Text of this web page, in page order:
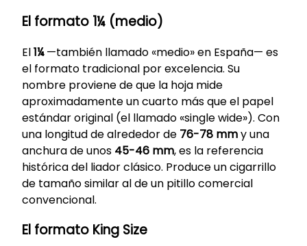
El formato 1¼ (medio)
El1¼—también llamado «medio» en España— es
el formato tradicional por excelencia. Su
nombre proviene de que la hoja mide
aproximadamente un cuarto más que el papel
estándar original (el llamado «single wide»). Con
una longitud de alrededor de 76-78 mmy una
anchura de unos 45-46 mm, es la referencia
histórica del liador clásico. Produce un cigarrillo
de tamaño similar al de un pitillo comercial
convencional.
El formato King Size